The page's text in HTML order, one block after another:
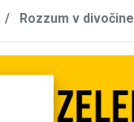
Rozzum v divočine